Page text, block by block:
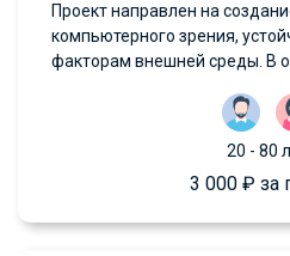
Проект направлен на
компьютерного зрения,
факторам внешней среды. В
20 - 80
3 000 ₽ за